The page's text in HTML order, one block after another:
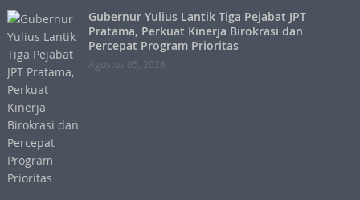
Gubernur Yulius Lantik Tiga Pejabat JPT
Pratama, Perkuat Kinerja Birokrasi dan
Percepat Program Prioritas
Agustus 05, 2026